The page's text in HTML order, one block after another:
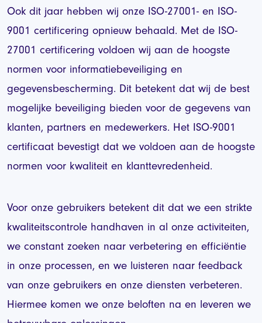
Ook dit jaar hebben wij onze ISO-27001- en ISO-
9001 certificering opnieuw behaald. Met de ISO-
27001 certificering voldoen wij aan de hoogste
normen voor informatiebeveiliging en
gegevensbescherming. Dit betekent dat wij de best
mogelijke beveiliging bieden voor de gegevens van
klanten, partners en medewerkers. Het ISO-9001
certificaat bevestigt dat we voldoen aan de hoogste
normen voor kwaliteit en klanttevredenheid.
Voor onze gebruikers betekent dit dat we een strikte
kwaliteitscontrole handhaven in al onze activiteiten,
we constant zoeken naar verbetering en efficiëntie
in onze processen, en we luisteren naar feedback
van onze gebruikers en onze diensten verbeteren.
Hiermee komen we onze beloften na en leveren we